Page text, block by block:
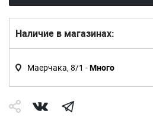
Наличие в магазинах:
Маерчака, 8/1 -Много